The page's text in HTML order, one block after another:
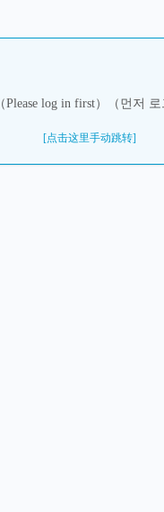
Please log in first）（먼저 로
[点击这里手动跳转]